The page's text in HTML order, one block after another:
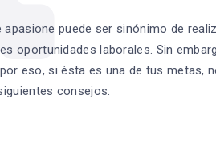
puede ser sinónimo de
oportunidades laborales. Sin
eso, si ésta es una de tus metas,
consejos.